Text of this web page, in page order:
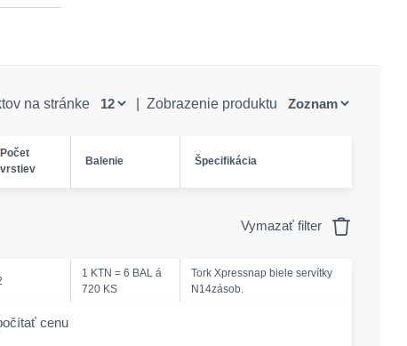
na stránke Zobrazenie produktu
Počet
vrstiev
Balenie Špecifikácia
Vymazať filter
1 KTN = 6 BAL á
720 KS
Tork Xpressnap biele servítky
N14zásob.
cenu